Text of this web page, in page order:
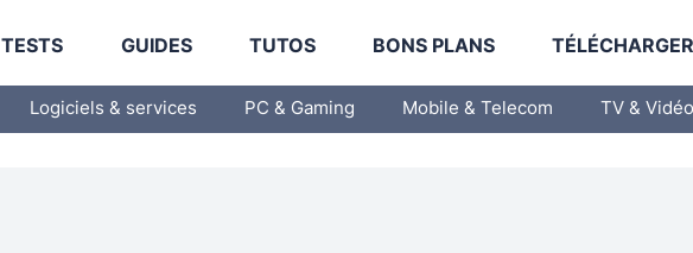
TESTS GUIDES TUTOS BONS PLANS
Logiciels & services PC & Gaming Mobile & Telecom TV & Vidéo